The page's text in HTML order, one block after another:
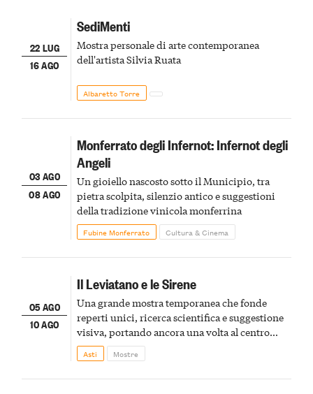
22 LUG
16 AGO
SediMenti
Mostra personale di arte contemporanea
dell'artista Silvia Ruata
Albaretto Torre
03 AGO
08 AGO
Monferrato degli Infernot: Infernot degli
Angeli
Un gioiello nascosto sotto il Municipio, tra
pietra scolpita, silenzio antico e suggestioni
della tradizione vinicola monferrina
Fubine Monferrato Cultura & Cinema
05 AGO
10 AGO
Il Leviatano e le Sirene
Una grande mostra temporanea che fonde
reperti unici, ricerca scientifica e suggestione
visiva, portando ancora una volta al centro
della scena le meraviglie del passato astigiano
Asti Mostre